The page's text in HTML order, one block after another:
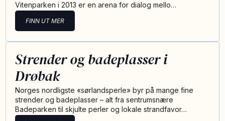
Vitenparken i 2013 er en arena for dialog mello…
FINN UT MER
Strender og badeplasser i
Drøbak
Norges nordligste «sørlandsperle» byr på mange fine
strender og badeplasser – alt fra sentrumsnære
Badeparken til skjulte perler og lokale strandfavor…